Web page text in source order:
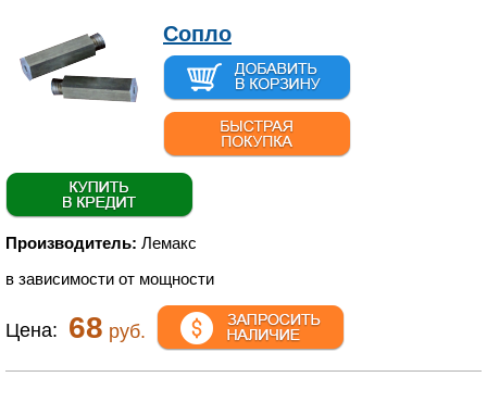
Сопло
Производитель: Лемакс
в зависимости от мощности
Цена: 68 руб.